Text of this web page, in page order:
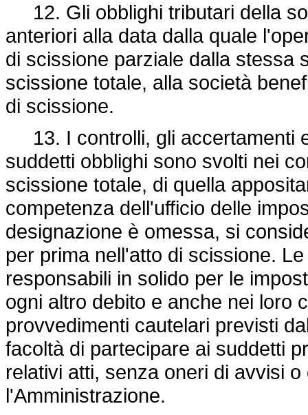
12. Gli obblighi tributari della
anteriori alla data dalla quale
di scissione parziale dalla stessa
scissione totale, alla società
di scissione.
13. I controlli, gli accertamenti
suddetti obblighi sono svolti nei
scissione totale, di quella
competenza dell'ufficio delle
designazione è omessa, si
per prima nell'atto di scissione.
responsabili in solido per le
ogni altro debito e anche nei loro
provvedimenti cautelari previsti
facoltà di partecipare ai suddetti
relativi atti, senza oneri di avvisi
l'Amministrazione.